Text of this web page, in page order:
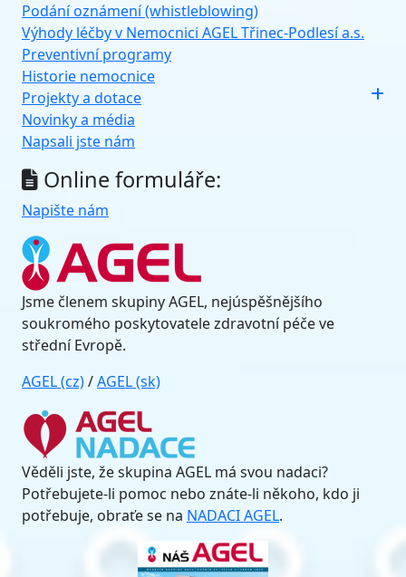
Podání oznámení (whistleblowing)
Výhody léčby v Nemocnici AGEL Třinec-Podlesí a.s.
Preventivní programy
Historie nemocnice
Projekty a dotace
Novinky a média
Napsali jste nám
Online formuláře:
Napište nám
Jsme členem skupiny AGEL, nejúspěšnějšího
soukromého poskytovatele zdravotní péče ve
střední Evropě.
AGEL (cz)/AGEL (sk)
Věděli jste, že skupina AGEL má svou nadaci?
Potřebujete-li pomoc nebo znáte-li někoho, kdo ji
potřebuje, obraťe se na NADACI AGEL.